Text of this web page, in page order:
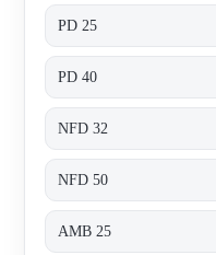
PD 25
PD 40
NFD 32
NFD 50
AMB 25